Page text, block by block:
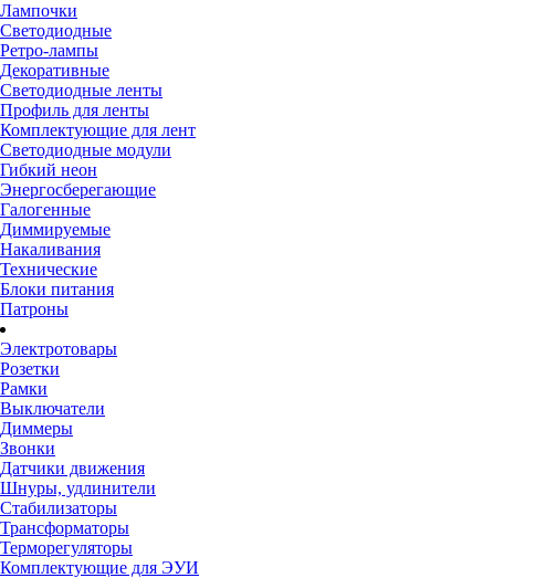
Лампочки
Светодиодные
Ретро-лампы
Декоративные
Светодиодные ленты
Профиль для ленты
Комплектующие для лент
Светодиодные модули
Гибкий неон
Энергосберегающие
Галогенные
Диммируемые
Накаливания
Технические
Блоки питания
Патроны
Электротовары
Розетки
Рамки
Выключатели
Диммеры
Звонки
Датчики движения
Шнуры, удлинители
Стабилизаторы
Трансформаторы
Терморегуляторы
Комплектующие для ЭУИ